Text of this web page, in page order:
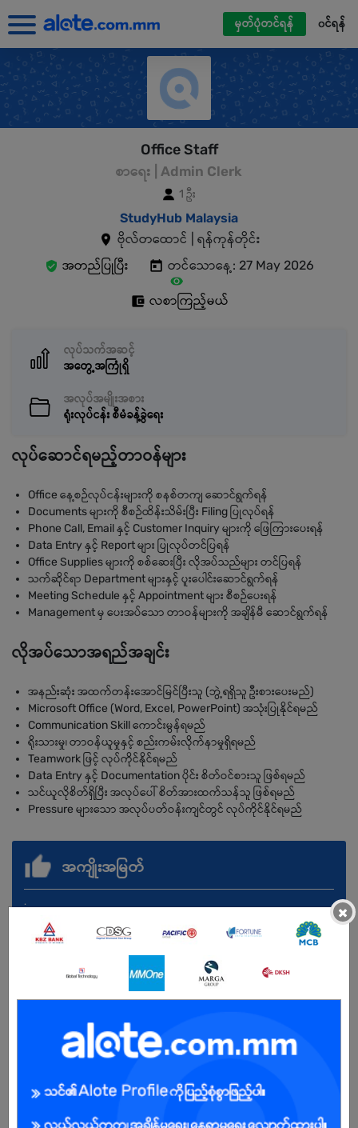
မှတ်ပုံတင်ရန် ၀င်ရန်
Office Staff
စာရေး | Admin Clerk
1 ဦး
StudyHub Malaysia
ဗိုလ်တထောင် | ရန်ကုန်တိုင်း
အတည်ပြုပြီး
တင်သောနေ့: 27 May 2026
လစာကြည့်မယ်
လုပ်သက်အဆင့်
အတွေ့အကြုံရှိ
အလုပ်အမျိုးအစား
ရုံးလုပ်ငန်း စီမံခန့်ခွဲရေး
လုပ်ဆောင်ရမည့်တာဝန်များ
Office နေ့စဉ်လုပ်ငန်းများကို စနစ်တကျ ဆောင်ရွက်ရန်
Documents များကို စီစဉ်ထိန်းသိမ်းပြီး Filing ပြုလုပ်ရန်
Phone Call, Email နှင့် Customer Inquiry များကို ဖြေကြားပေးရန်
Data Entry နှင့် Report များ ပြုလုပ်တင်ပြရန်
Office Supplies များကို စစ်ဆေးပြီး လိုအပ်သည်များ တင်ပြရန်
သက်ဆိုင်ရာ Department များနှင့် ပူးပေါင်းဆောင်ရွက်ရန်
Meeting Schedule နှင့် Appointment များ စီစဉ်ပေးရန်
Management မှ ပေးအပ်သော တာဝန်များကို အချိန်မီ ဆောင်ရွက်ရန်
လိုအပ်သောအရည်အချင်း
အနည်းဆုံး အထက်တန်းအောင်မြင်ပြီးသူ (ဘွဲ့ရရှိသူ ဦးစားပေးမည်)
Microsoft Office (Word, Excel, PowerPoint) အသုံးပြုနိုင်ရမည်
Communication Skill ကောင်းမွန်ရမည်
ရိုးသားမှု၊ တာဝန်ယူမှုနှင့် စည်းကမ်းလိုက်နာမှုရှိရမည်
Teamwork ဖြင့် လုပ်ကိုင်နိုင်ရမည်
Data Entry နှင့် Documentation ပိုင်း စိတ်ဝင်စားသူ ဖြစ်ရမည်
သင်ယူလိုစိတ်ရှိပြီး အလုပ်ပေါ် စိတ်အားထက်သန်သူ ဖြစ်ရမည်
Pressure များသော အလုပ်ပတ်ဝန်းကျင်တွင် လုပ်ကိုင်နိုင်ရမည်
အကျိုးအမြတ်
.
×